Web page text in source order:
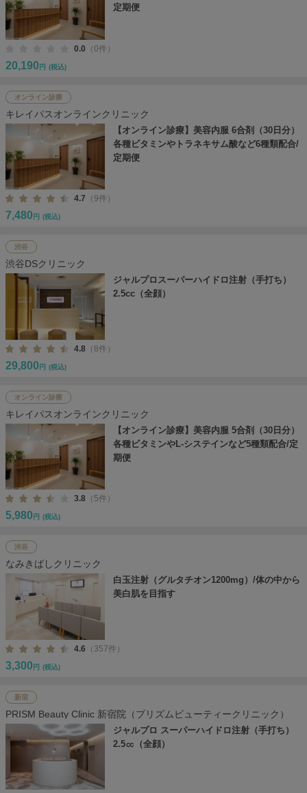
定期便
0.0 （0件）
20,190 円 (税込)
オンライン診療
キレイパスオンラインクリニック
【オンライン診療】美容内服 6合剤（30日分）
各種ビタミンやトラネキサム酸など6種類配合/
定期便
4.7 （9件）
7,480 円 (税込)
渋谷
渋谷DSクリニック
ジャルプロスーパーハイドロ注射（手打ち）
2.5cc（全顔）
4.8 （8件）
29,800 円 (税込)
オンライン診療
キレイパスオンラインクリニック
【オンライン診療】美容内服 5合剤（30日分）
各種ビタミンやL-システインなど5種類配合/定
期便
3.8 （5件）
5,980 円 (税込)
渋谷
なみきばしクリニック
白玉注射（グルタチオン1200mg）/体の中から
美白肌を目指す
4.6 （357件）
3,300 円 (税込)
新宿
PRISM Beauty Clinic 新宿院（プリズムビューティークリニック）
ジャルプロ スーパーハイドロ注射（手打ち）
2.5㏄（全顔）